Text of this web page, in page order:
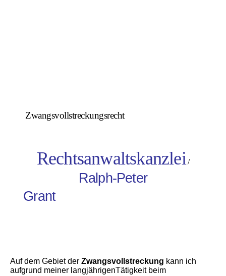
Zwangsvollstreckungsrecht
Rechtsanwaltskanzlei/
Ralph-Peter
Grant
Auf dem Gebiet der Zwangsvollstreckung kann ich
aufgrund meiner langjährigenTätigkeit beim